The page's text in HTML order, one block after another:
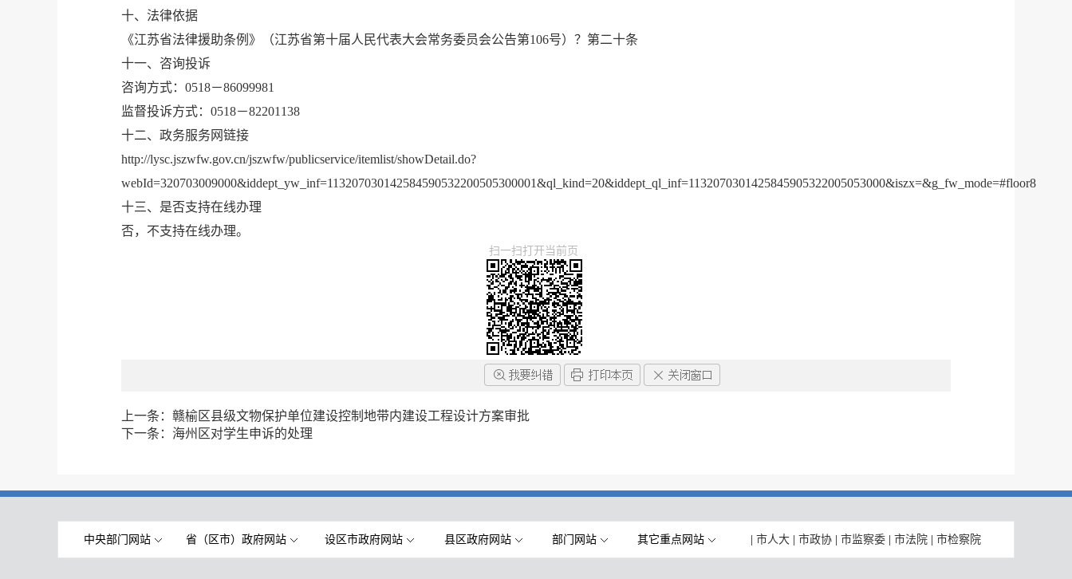
十、法律依据
《江苏省法律援助条例》（江苏省第十届人民代表大会常务委员会公告第106号）？第二十条
十一、咨询投诉
咨询方式：0518－86099981
监督投诉方式：0518－82201138
十二、政务服务网链接
http://lysc.jszwfw.gov.cn/jszwfw/publicservice/itemlist/showDetail.do?
webId=320703009000&iddept_yw_inf=113207030142584590532200505300001&ql_kind=20&iddept_ql_inf=1132070301425845905322005053000&iszx=&g_fw_mode=#floor8
十三、是否支持在线办理
否，不支持在线办理。
扫一扫打开当前页
上一条： 赣榆区县级文物保护单位建设控制地带内建设工程设计方案审批
下一条： 海州区对学生申诉的处理
中央部门网站 省（区市）政府网站 设区市政府网站 县区政府网站 部门网站 其它重点网站 市人大 市政协 市监察委 市法院 市检察院